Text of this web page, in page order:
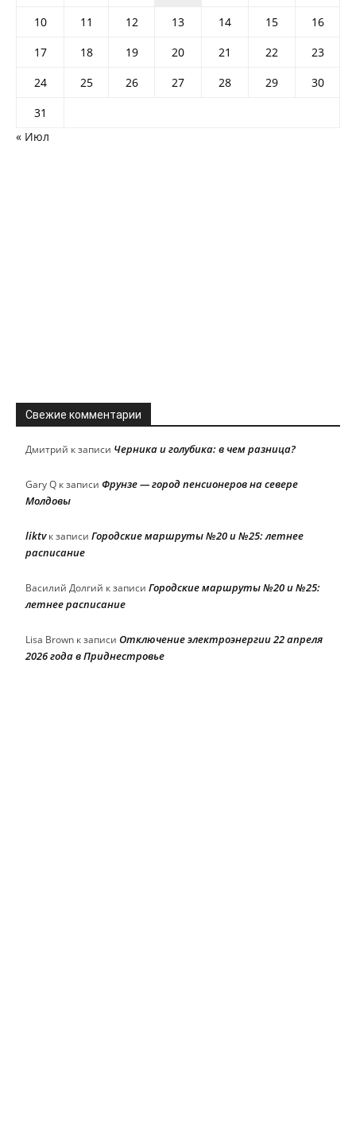
10 11 12 13 14 15
16
17
18 19 20 21 22
23
24
25 26 27 28 29
30
31
« Июл
Свежие комментарии
Дмитрий к записи Черника и голубика: в чем разница?
Gary Q к записи Фрунзе — город пенсионеров на севере
Молдовы
liktvк записи Городские маршруты №20 и №25: летнее
расписание
Василий Долгий к записи Городские маршруты №20 и №25:
летнее расписание
Lisa Brown к записи Отключение электроэнергии 22 апреля
2026 года в Приднестровье